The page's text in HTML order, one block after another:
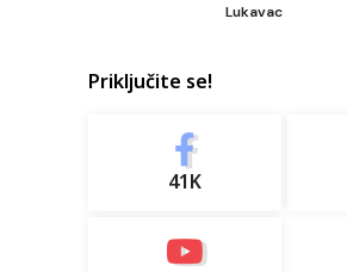
Lukavac
Priključite se!
41K